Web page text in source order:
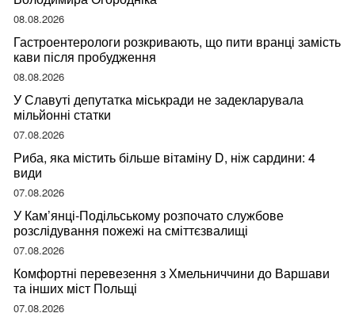
08.08.2026
Гастроентерологи розкривають, що пити вранці замість
кави після пробудження
08.08.2026
У Славуті депутатка міськради не задекларувала
мільйонні статки
07.08.2026
Риба, яка містить більше вітаміну D, ніж сардини: 4
види
07.08.2026
У Кам’янці-Подільському розпочато службове
розслідування пожежі на сміттєзвалищі
07.08.2026
Комфортні перевезення з Хмельниччини до Варшави
та інших міст Польщі
07.08.2026